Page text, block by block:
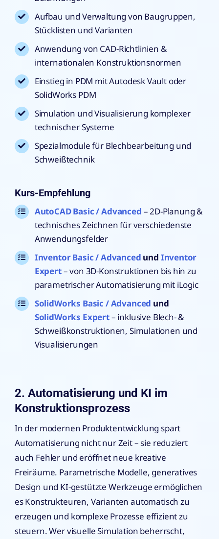
Aufbau und Verwaltung von Baugruppen,
Stücklisten und Varianten
Anwendung von CAD-Richtlinien &
internationalen Konstruktionsnormen
Einstieg in PDM mit Autodesk Vault oder
SolidWorks PDM
Simulation und Visualisierung komplexer
technischer Systeme
Spezialmodule für Blechbearbeitung und
Schweißtechnik
Kurs-Empfehlung
AutoCAD Basic / Advanced – 2D-Planung &
technisches Zeichnen für verschiedenste
Anwendungsfelder
Inventor Basic / Advanced und Inventor
Expert– von 3D-Konstruktionen bis hin zu
parametrischer Automatisierung mit iLogic
SolidWorks Basic / Advanced und
SolidWorks Expert– inklusive Blech- &
Schweißkonstruktionen, Simulationen und
Visualisierungen
2. Automatisierung und KI im
Konstruktionsprozess
In der modernen Produktentwicklung spart
Automatisierung nicht nur Zeit – sie reduziert
auch Fehler und eröffnet neue kreative
Freiräume. Parametrische Modelle, generatives
Design und KI-gestützte Werkzeuge ermöglichen
es Konstrukteuren, Varianten automatisch zu
erzeugen und komplexe Prozesse effizient zu
steuern. Wer visuelle Simulation beherrscht,